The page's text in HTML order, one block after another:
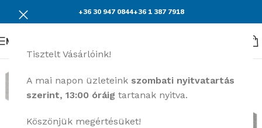
Tisztelt Vásárlóink!
A mai napon üzleteink szombati nyitvatartás
szerint, 13:00 óráig tartanak nyitva.
Köszönjük megértésüket!
+36 30 947 0844+36 1 387 7918
Menü